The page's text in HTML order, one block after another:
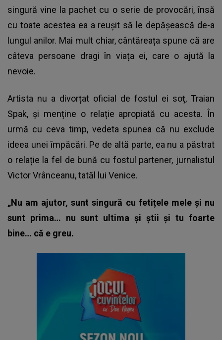
singură vine la pachet cu o serie de provocări, însă
cu toate acestea ea a reușit să le depășească de-a
lungul anilor. Mai mult chiar, cântăreața spune că are
câteva persoane dragi în viața ei, care o ajută la
nevoie.
Artista nu a divorțat oficial de fostul ei soț, Traian
Spak, și menține o relație apropiată cu acesta. În
urmă cu ceva timp, vedeta spunea că nu exclude
ideea unei împăcări. Pe de altă parte, ea nu a păstrat
o relație la fel de bună cu fostul partener, jurnalistul
Victor Vrânceanu, tatăl lui Venice.
„Nu am ajutor, sunt singură cu fetițele mele și nu
sunt prima… nu sunt ultima și știi și tu foarte
bine… că e greu.